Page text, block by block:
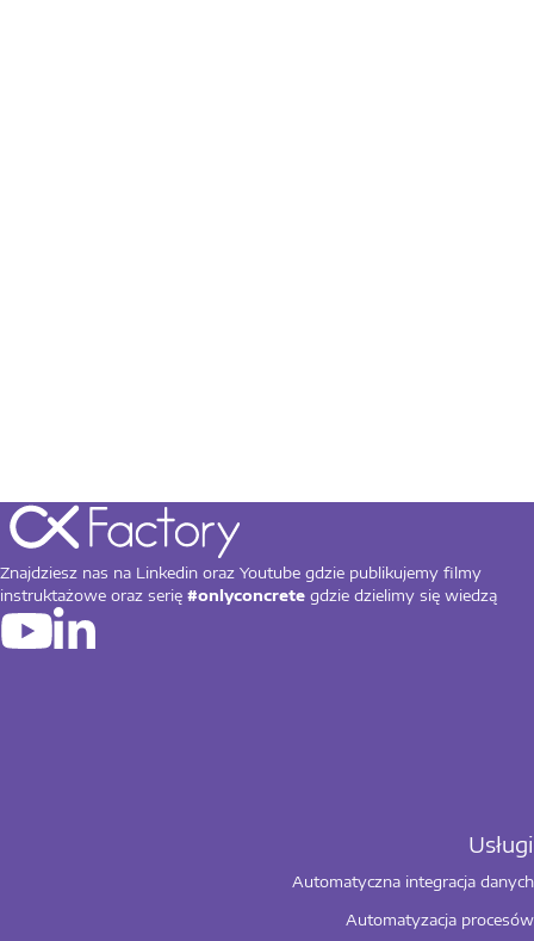
Znajdziesz nas na Linkedin oraz Youtube gdzie publikujemy filmy
instruktażowe oraz serię #onlyconcrete gdzie dzielimy się wiedzą
Automatyczna integracja danych
Automatyzacja procesów